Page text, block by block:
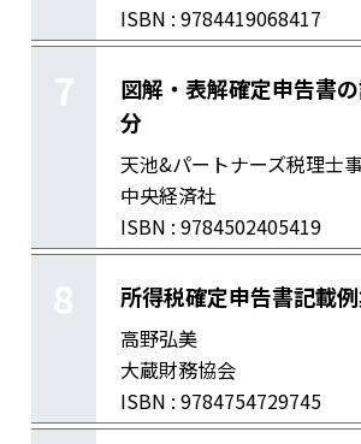
ISBN : 9784419068417
7
図解・表解確定申告書
分
天池&パートナーズ税理士
中央経済社
ISBN : 9784502405419
8 所得税確定申告書記載
高野弘美
大蔵財務協会
ISBN : 9784754729745